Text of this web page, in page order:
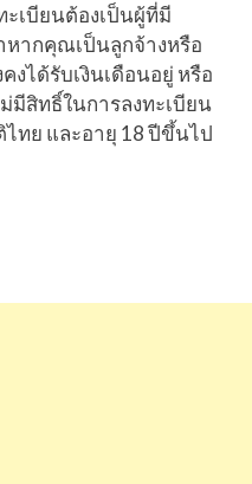
ะเบียนต้องเป็นผู้ที่มี
ากคุณเป็นลูกจ้างหรือ
ได้รับเงินเดือนอยู่ หรือ
มีสิทธิ์ในการลงทะเบียน
ทย และอายุ 18 ปีขึ้นไป